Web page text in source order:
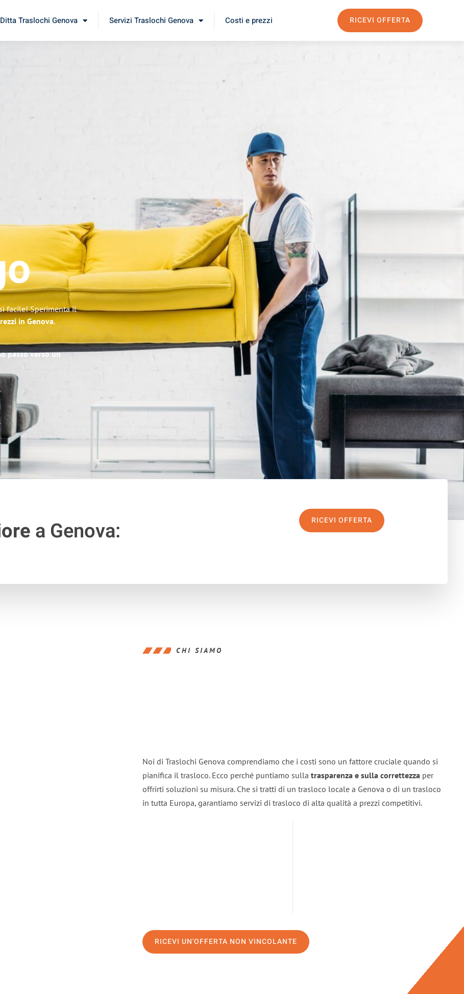
Ditta Traslochi Genova Servizi Traslochi Genova Costi e prezzi RICEVI OFFERTA
facile! Sperimenta il
in Genova.
passo verso un
a Genova: RICEVI OFFERTA
CHI SIAMO
Noi di Traslochi Genova comprendiamo che i costi sono un fattore cruciale quando si
pianifica il trasloco. Ecco perché puntiamo sulla trasparenza e sulla correttezza per
offrirti soluzioni su misura. Che si tratti di un trasloco locale a Genova o di un trasloco
in tutta Europa, garantiamo servizi di trasloco di alta qualità a prezzi competitivi.
RICEVI UN'OFFERTA NON VINCOLANTE